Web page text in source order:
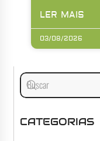
LER MAIS
03/08/2026
CATEGORIAS